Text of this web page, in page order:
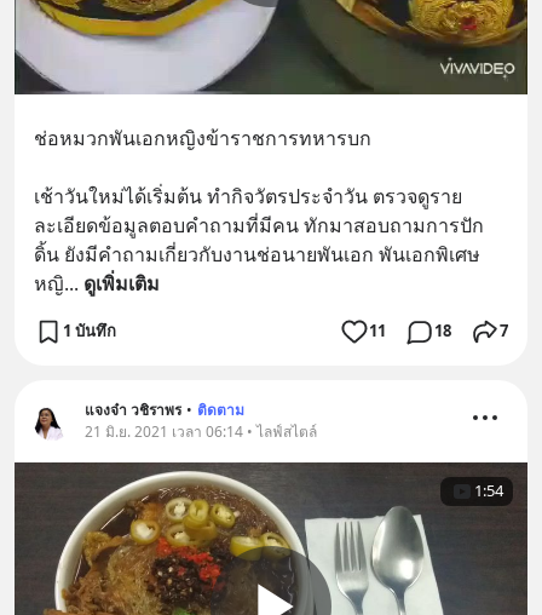
ช่อหมวกพันเอกหญิงข้าราชการทหารบก
เช้าวันใหม่ได้เริ่มต้น ทำกิจวัตรประจำวัน ตรวจดูราย
ละเอียดข้อมูลตอบคำถามที่มีคน ทักมาสอบถามการปัก
ดิ้น ยังมีคำถามเกี่ยวกับงานช่อนายพันเอก พันเอกพิเศษ
หญิ... ดูเพิ่มเติม
1 บันทึก 11 18 7
แจงจ๋า วชิราพร • ติดตาม
21 มิ.ย. 2021 เวลา 06:14 • ไลฟ์สไตล์
1:54